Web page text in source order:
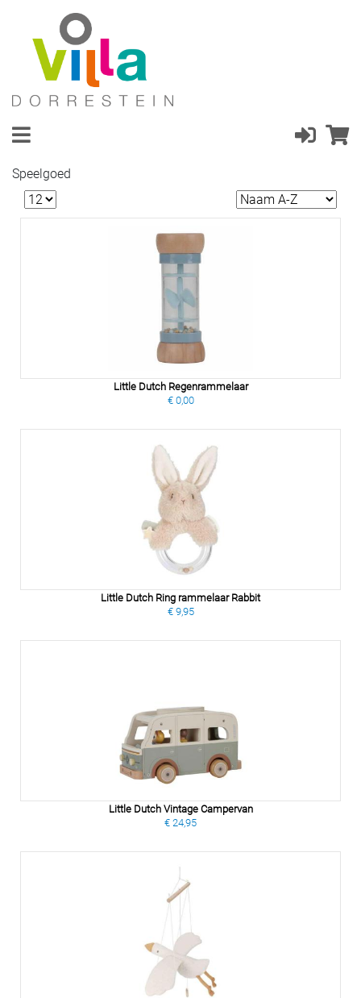
Speelgoed
Little Dutch Regenrammelaar
€ 0,00
Little Dutch Ring rammelaar Rabbit
€ 9,95
Little Dutch Vintage Campervan
€ 24,95